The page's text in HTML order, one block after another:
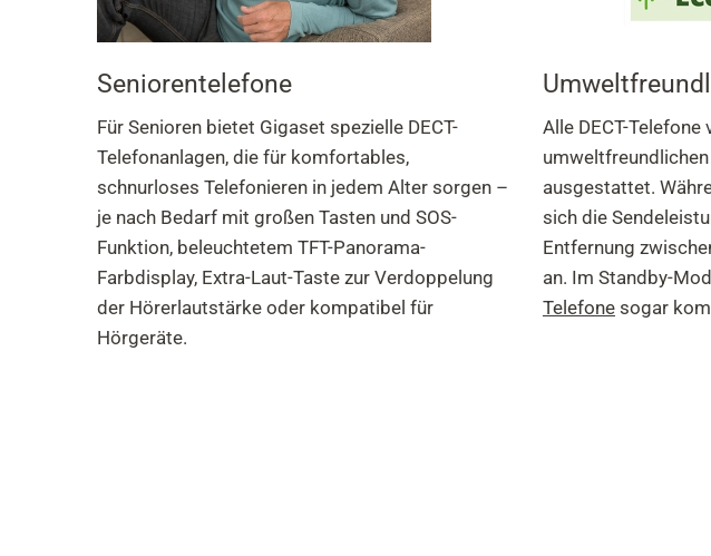
Seniorentelefone
Für Senioren bietet Gigaset spezielle DECT-
Telefonanlagen, die für komfortables,
schnurloses Telefonieren in jedem Alter sorgen –
je nach Bedarf mit großen Tasten und SOS-
Funktion, beleuchtetem TFT-Panorama-
Farbdisplay, Extra-Laut-Taste zur Verdoppelung
der Hörerlautstärke oder kompatibel für
Hörgeräte.
Alle DECT-
umweltfreundlichen
ausgestattet.
sich die
Entfernung
an. Im Standby-
Telefone sogar